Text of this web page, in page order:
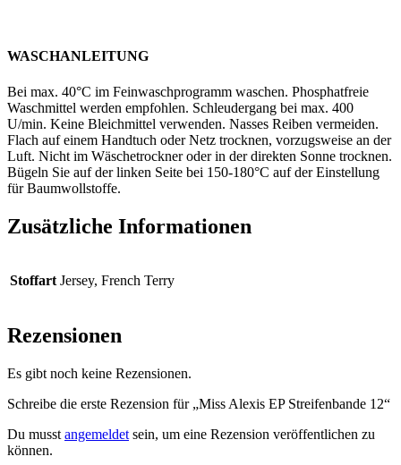
WASCHANLEITUNG
Bei max. 40°C im Feinwaschprogramm waschen. Phosphatfreie
Waschmittel werden empfohlen. Schleudergang bei max. 400
U/min. Keine Bleichmittel verwenden. Nasses Reiben vermeiden.
Flach auf einem Handtuch oder Netz trocknen, vorzugsweise an der
Luft. Nicht im Wäschetrockner oder in der direkten Sonne trocknen.
Bügeln Sie auf der linken Seite bei 150-180°C auf der Einstellung
für Baumwollstoffe.
Zusätzliche Informationen
Stoffart Jersey, French Terry
Rezensionen
Es gibt noch keine Rezensionen.
Schreibe die erste Rezension für „Miss Alexis EP Streifenbande 12“
Du musst angemeldet sein, um eine Rezension veröffentlichen zu
können.